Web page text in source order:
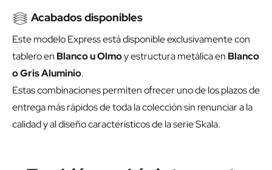
Acabados disponibles
Este modelo Express está disponible exclusivamente con
tablero en Blanco u Olmoy estructura metálica en Blanco
o Gris Aluminio.
Estas combinaciones permiten ofrecer uno de los plazos de
entrega más rápidos de toda la colección sin renunciar a la
calidad y al diseño característicos de la serie Skala.